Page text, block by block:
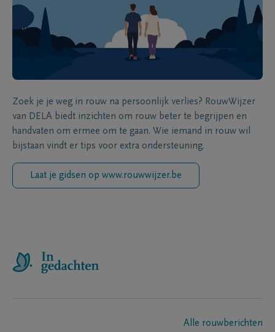
Zoek je je weg in rouw na persoonlijk verlies? RouwWijzer
van DELA biedt inzichten om rouw beter te begrijpen en
handvaten om ermee om te gaan. Wie iemand in rouw wil
bijstaan vindt er tips voor extra ondersteuning.
Laat je gidsen op www.rouwwijzer.be
Alle rouwberichten